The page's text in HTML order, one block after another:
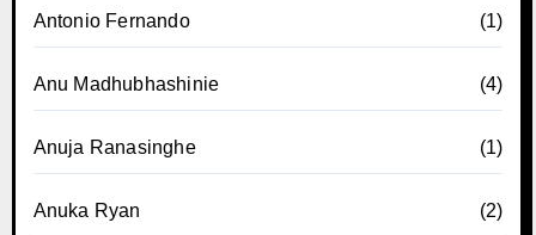
Antonio Fernando (1)
Anu Madhubhashinie (4)
Anuja Ranasinghe (1)
Anuka Ryan (2)